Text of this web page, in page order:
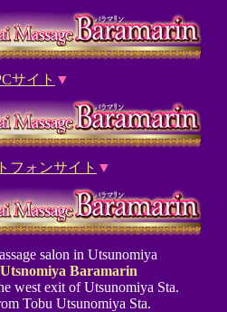
サイト ▼
フォンサイト ▼
salon in Utsunomiya
Baramarin
west exit of Utsunomiya Sta.
Tobu Utsunomiya Sta.